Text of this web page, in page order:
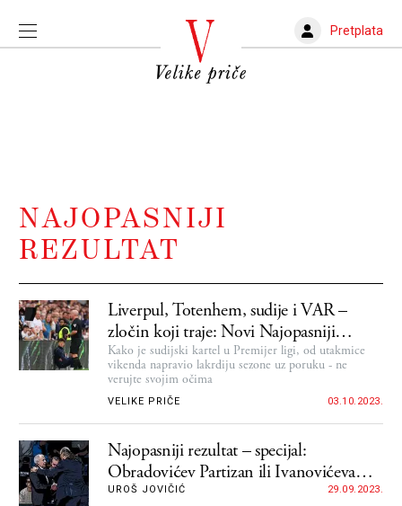
Pretplata
NAJOPASNIJI
REZULTAT
Liverpul, Totenhem, sudije i VAR –
zločin koji traje: Novi Najopasniji
rezultat
Kako je sudijski kartel u Premijer ligi, od utakmice
vikenda napravio lakrdiju sezone uz poruku - ne
verujte svojim očima
VELIKE PRIČE 03.10.2023.
Najopasniji rezultat – specijal:
Obradovićev Partizan ili Ivanovićeva
Zvezda, počinje ABA liga
UROŠ JOVIČIĆ 29.09.2023.